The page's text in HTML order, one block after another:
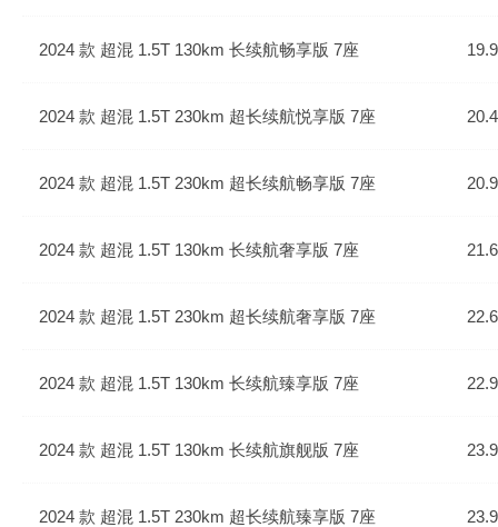
2024 款 超混 1.5T 130km 长续航畅享版 7座
2024 款 超混 1.5T 230km 超长续航悦享版 7座
2024 款 超混 1.5T 230km 超长续航畅享版 7座
2024 款 超混 1.5T 130km 长续航奢享版 7座
2024 款 超混 1.5T 230km 超长续航奢享版 7座
2024 款 超混 1.5T 130km 长续航臻享版 7座
2024 款 超混 1.5T 130km 长续航旗舰版 7座
2024 款 超混 1.5T 230km 超长续航臻享版 7座